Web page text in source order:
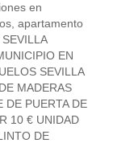
en
apartamento
EN
SEVILLA
MADERAS
DE PUERTA DE
10 € UNIDAD
DE